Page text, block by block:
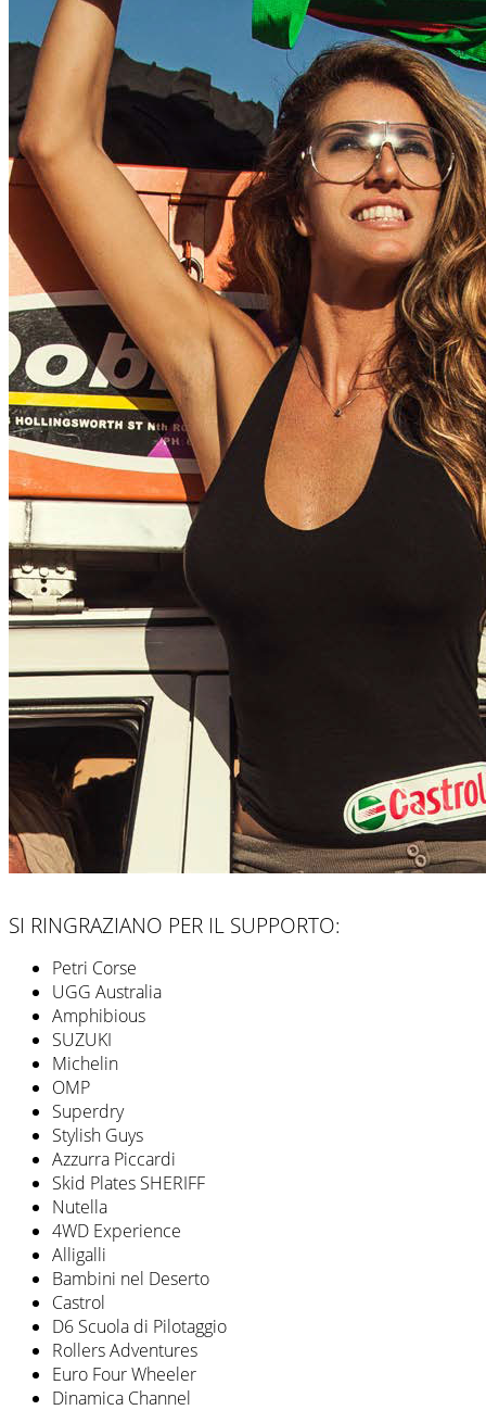
SI RINGRAZIANO PER IL SUPPORTO:
Petri Corse
UGG Australia
Amphibious
SUZUKI
Michelin
OMP
Superdry
Stylish Guys
Azzurra Piccardi
Skid Plates SHERIFF
Nutella
4WD Experience
Alligalli
Bambini nel Deserto
Castrol
D6 Scuola di Pilotaggio
Rollers Adventures
Euro Four Wheeler
Dinamica Channel